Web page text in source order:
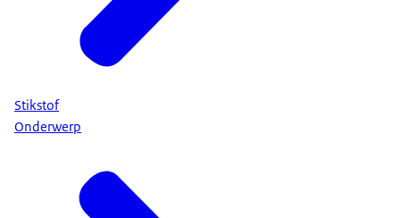
Stikstof
Onderwerp